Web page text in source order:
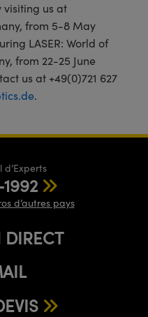
visiting us at
from 5-8 May
LASER: World of
from 22-25 June
us at +49(0)721 627
.
d’Experts
d’autres pays
DIRECT